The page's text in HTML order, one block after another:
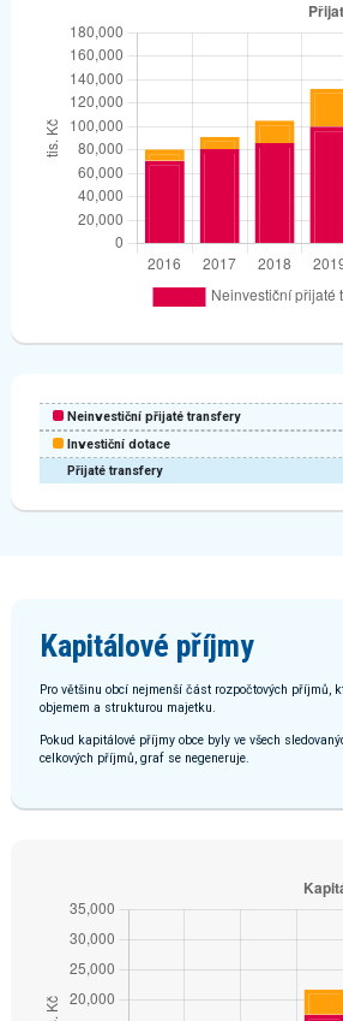
Přijaté transfery
Neinvestiční přijaté transfery
Investiční dotace
Kapitálové příjmy
Pro většinu obcí nejmenší část rozpočtových příjmů,
objemem a strukturou majetku.
Pokud kapitálové příjmy obce byly ve všech
celkových příjmů, graf se negeneruje.